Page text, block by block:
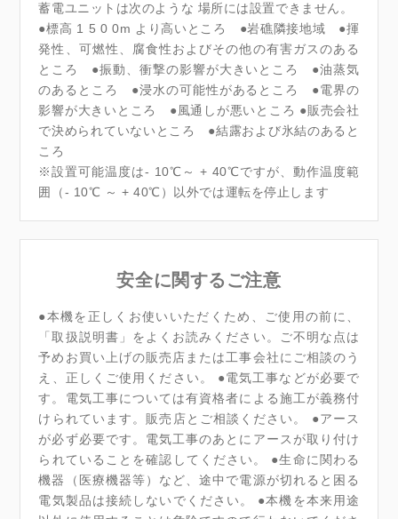
蓄電ユニットは次のような 場所には設置できません。
●標高 1 5 0 0m より高いところ ●岩礁隣接地域 ●揮
発性、可燃性、腐食性およびその他の有害ガスのある
ところ ●振動、衝撃の影響が大きいところ ●油蒸気
のあるところ ●浸水の可能性があるところ ●電界の
影響が大きいところ ●風通しが悪いところ ●販売会社
で決められていないところ ●結露および氷結のあると
ころ
※設置可能温度は- 10℃～ + 40℃ですが、動作温度範
囲（- 10℃ ～ + 40℃）以外では運転を停止します
安全に関するご注意
●本機を正しくお使いいただくため、ご使用の前に、
「取扱説明書」をよくお読みください。ご不明な点は
予めお買い上げの販売店または工事会社にご相談のう
え、正しくご使用ください。 ●電気工事などが必要で
す。電気工事については有資格者による施工が義務付
けられています。販売店とご相談ください。 ●アース
が必ず必要です。電気工事のあとにアースが取り付け
られていることを確認してください。 ●生命に関わる
機器（医療機器等）など、途中で電源が切れると困る
電気製品は接続しないでください。 ●本機を本来用途